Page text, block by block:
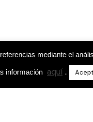
mediante el
información aquí .